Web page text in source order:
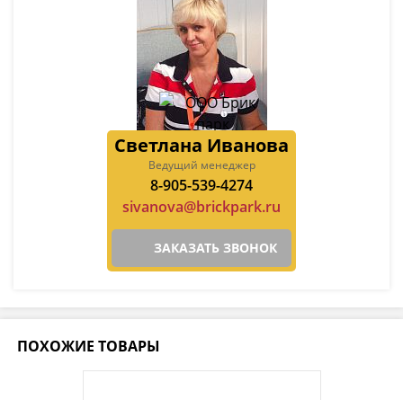
Светлана Иванова
Ведущий менеджер
8-905-539-4274
sivanova@brickpark.ru
ЗАКАЗАТЬ ЗВОНОК
ПОХОЖИЕ ТОВАРЫ